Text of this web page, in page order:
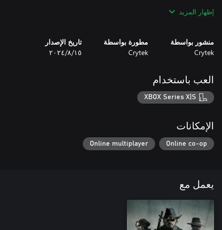
إظهار المزيد
منشور بواسطة
Crytek
مطورة بواسطة
Crytek
تاريخ الإصدار
١٥‏/٨‏/٢٠٢٤
العب باستخدام
XBOX Series X|S
الإمكانات
Online co-op
Online multiplayer
يعمل مع